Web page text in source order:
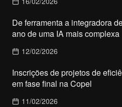
De ferramenta a integradora
ano de uma IA mais complexa
12/02/2026
Inscrições de projetos de
em fase final na Copel
11/02/2026